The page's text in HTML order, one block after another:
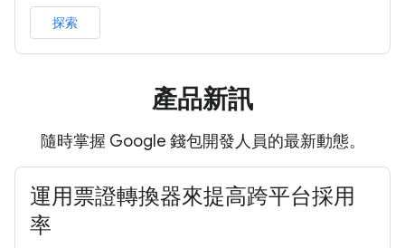
探索
產品新訊
隨時掌握 Google 錢包開發人員的最新動態。
運用票證轉換器來提高跨平台採用
率